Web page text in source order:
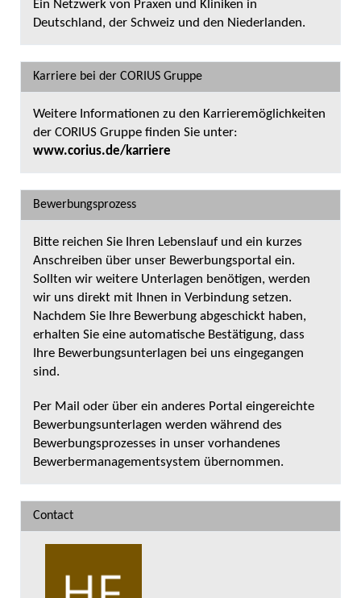
Ein Netzwerk von Praxen und Kliniken in
Deutschland, der Schweiz und den Niederlanden.
Karriere bei der CORIUS Gruppe
Weitere Informationen zu den Karrieremöglichkeiten
der CORIUS Gruppe finden Sie unter:
www.corius.de/karriere
Bewerbungsprozess
Bitte reichen Sie Ihren Lebenslauf und ein kurzes
Anschreiben über unser Bewerbungsportal ein.
Sollten wir weitere Unterlagen benötigen, werden
wir uns direkt mit Ihnen in Verbindung setzen.
Nachdem Sie Ihre Bewerbung abgeschickt haben,
erhalten Sie eine automatische Bestätigung, dass
Ihre Bewerbungsunterlagen bei uns eingegangen
sind.
Per Mail oder über ein anderes Portal eingereichte
Bewerbungsunterlagen werden während des
Bewerbungsprozesses in unser vorhandenes
Bewerbermanagementsystem übernommen.
Contact